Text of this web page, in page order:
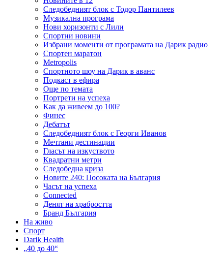
Следобедният блок с Тодор Пантилеев
Музикална програма
Нови хоризонти с Лили
Спортни новини
Избрани моменти от програмата на Дарик радио
Спортен маратон
Metropolis
Спортното шоу на Дарик в аванс
Подкаст в ефира
Още по темата
Портрети на успеха
Как да живеем до 100?
Финес
Дебатът
Следобедният блок с Георги Иванов
Мечтани дестинации
Гласът на изкуството
Квадратни метри
Следобедна криза
Новите 240: Посоката на България
Часът на успеха
Connected
Денят на храбростта
Бранд България
На живо
Спорт
Darik Health
„40 до 40“